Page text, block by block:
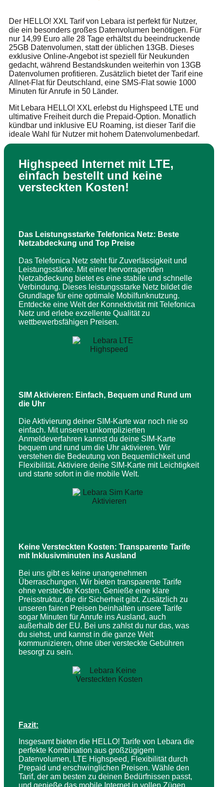
Der HELLO! XXL Tarif von Lebara ist perfekt für Nutzer,
die ein besonders großes Datenvolumen benötigen. Für
nur 14,99 Euro alle 28 Tage erhältst du beeindruckende
25GB Datenvolumen, statt der üblichen 13GB. Dieses
exklusive Online-Angebot ist speziell für Neukunden
gedacht, während Bestandskunden weiterhin von 13GB
Datenvolumen profitieren. Zusätzlich bietet der Tarif eine
Allnet-Flat für Deutschland, eine SMS-Flat sowie 1000
Minuten für Anrufe in 50 Länder.
Mit Lebara HELLO! XXL erlebst du Highspeed LTE und
ultimative Freiheit durch die Prepaid-Option. Monatlich
kündbar und inklusive EU Roaming, ist dieser Tarif die
ideale Wahl für Nutzer mit hohem Datenvolumenbedarf.
Highspeed Internet mit LTE,
einfach bestellt und keine
versteckten Kosten!
Das Leistungsstarke Telefonica Netz: Beste
Netzabdeckung und Top Preise
Das Telefonica Netz steht für Zuverlässigkeit und
Leistungsstärke. Mit einer hervorragenden
Netzabdeckung bietet es eine stabile und schnelle
Verbindung. Dieses leistungsstarke Netz bildet die
Grundlage für eine optimale Mobilfunknutzung.
Entdecke eine Welt der Konnektivität mit Telefonica
Netz und erlebe exzellente Qualität zu
wettbewerbsfähigen Preisen.
SIM Aktivieren: Einfach, Bequem und Rund um
die Uhr
Die Aktivierung deiner SIM-Karte war noch nie so
einfach. Mit unseren unkomplizierten
Anmeldeverfahren kannst du deine SIM-Karte
bequem und rund um die Uhr aktivieren. Wir
verstehen die Bedeutung von Bequemlichkeit und
Flexibilität. Aktiviere deine SIM-Karte mit Leichtigkeit
und starte sofort in die mobile Welt.
Keine Versteckten Kosten: Transparente Tarife
mit Inklusivminuten ins Ausland
Bei uns gibt es keine unangenehmen
Überraschungen. Wir bieten transparente Tarife
ohne versteckte Kosten. Genieße eine klare
Preisstruktur, die dir Sicherheit gibt. Zusätzlich zu
unseren fairen Preisen beinhalten unsere Tarife
sogar Minuten für Anrufe ins Ausland, auch
außerhalb der EU. Bei uns zahlst du nur das, was
du siehst, und kannst in die ganze Welt
kommunizieren, ohne über versteckte Gebühren
besorgt zu sein.
Fazit:
Insgesamt bieten die HELLO! Tarife von Lebara die
perfekte Kombination aus großzügigem
Datenvolumen, LTE Highspeed, Flexibilität durch
Prepaid und erschwinglichen Preisen. Wähle den
Tarif, der am besten zu deinen Bedürfnissen passt,